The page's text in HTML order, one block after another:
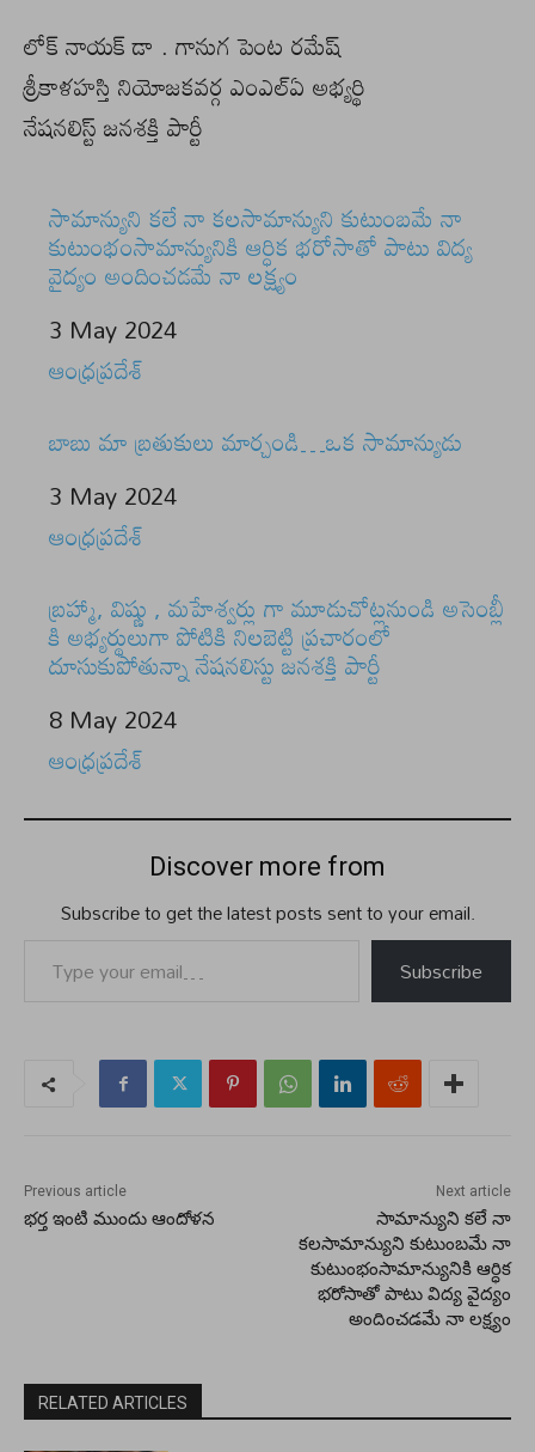
లోక్ నాయక్ డా . గానుగ పెంట రమేష్
శ్రీకాళహస్తి నియోజకవర్గ ఎంఎల్ఏ అభ్యర్థి
నేషనలిస్ట్ జనశక్తి పార్టీ
సామాన్యుని కలే నా కలసామాన్యుని కుటుంబమే నా
కుటుంభంసామాన్యునికి ఆర్ధిక భరోసాతో పాటు విద్య
వైద్యం అందించడమే నా లక్ష్యం
Date
3 May 2024
In relation to
ఆంధ్రప్రదేశ్
బాబు మా బ్రతుకులు మార్చండి…ఒక సామాన్యుడు
Date
3 May 2024
In relation to
ఆంధ్రప్రదేశ్
బ్రహ్మా, విష్ణు , మహేశ్వర్లు గా మూడుచోట్లనుండి అసెంబ్లీ
కి అభ్యర్థులుగా పోటికి నిలబెట్టి ప్రచారంలో
దూసుకుపోతున్నా నేషనలిస్టు జనశక్తి పార్టీ
Date
8 May 2024
In relation to
ఆంధ్రప్రదేశ్
Discover more from
Subscribe to get the latest posts sent to your email.
Subscribe
Previous article
భర్త ఇంటి ముందు ఆందోళన
Next article
సామాన్యుని కలే నా
కలసామాన్యుని కుటుంబమే నా
కుటుంభంసామాన్యునికి ఆర్ధిక
భరోసాతో పాటు విద్య వైద్యం
అందించడమే నా లక్ష్యం
RELATED ARTICLES